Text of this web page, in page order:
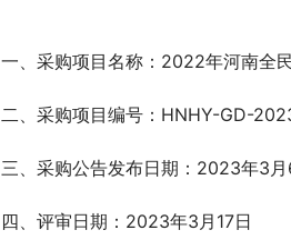
一、采购项目名称：2022年河南全
二、采购项目编号：HNHY-GD-
三、采购公告发布日期：2023年3月
四、评审日期：2023年3月17日